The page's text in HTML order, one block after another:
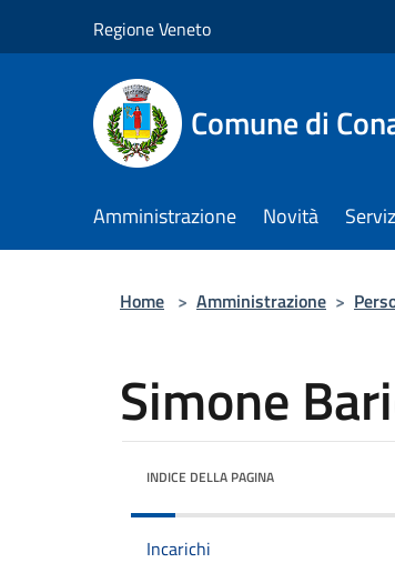
Regione Veneto
Comune di
Amministrazione Novità
Home > Amministrazione >
Simone
INDICE DELLA PAGINA
Incarichi